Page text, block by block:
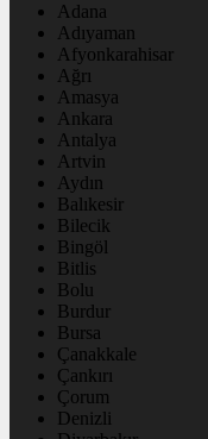
Adana
Adıyaman
Afyonkarahisar
Ağrı
Amasya
Ankara
Antalya
Artvin
Aydın
Balıkesir
Bilecik
Bingöl
Bitlis
Bolu
Burdur
Bursa
Çanakkale
Çankırı
Çorum
Denizli